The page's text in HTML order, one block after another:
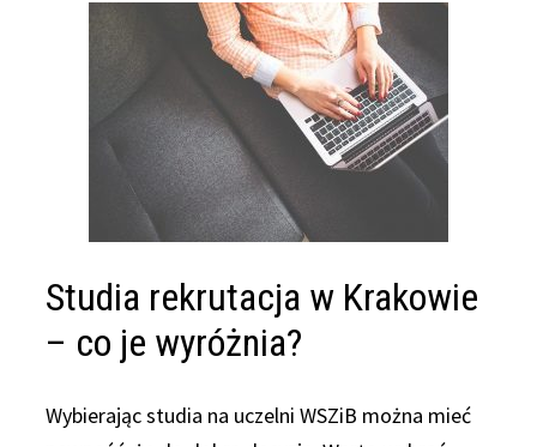
Studia rekrutacja w Krakowie
– co je wyróżnia?
Wybierając studia na uczelni WSZiB można mieć